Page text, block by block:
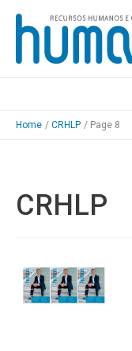
Skip
content
Home CRHLP Page 8
CRHLP